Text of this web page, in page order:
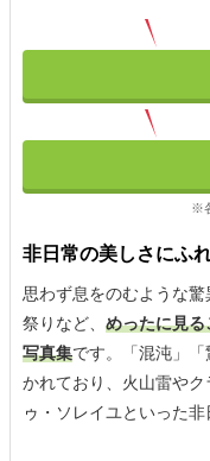
※
非日常の美しさにふ
思わず息をのむような
祭りなど、 めったに見
写真集です。「混沌」
かれており、火山雷や
ゥ・ソレイユといった